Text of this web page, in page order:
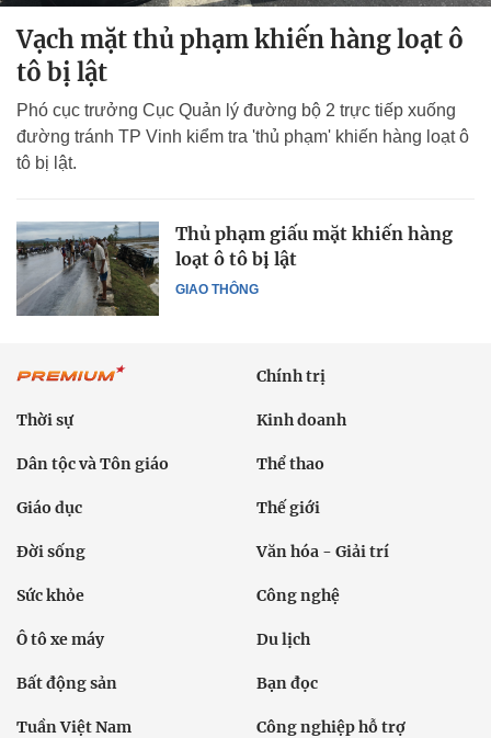
Vạch mặt thủ phạm khiến hàng loạt ô
tô bị lật
Phó cục trưởng Cục Quản lý đường bộ 2 trực tiếp xuống
đường tránh TP Vinh kiểm tra 'thủ phạm' khiến hàng loạt ô
tô bị lật.
GIAO THÔNG
Thủ phạm giấu mặt khiến hàng
loạt ô tô bị lật
Chính trị
Thời sự Kinh doanh
Dân tộc và Tôn giáo Thể thao
Giáo dục Thế giới
Đời sống Văn hóa - Giải trí
Sức khỏe Công nghệ
Ô tô xe máy Du lịch
Bất động sản Bạn đọc
Tuần Việt Nam Công nghiệp hỗ trợ